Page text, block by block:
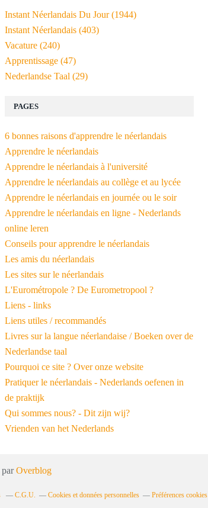
PAGES
6 bonnes raisons d'apprendre le néerlandais
Apprendre le néerlandais
Apprendre le néerlandais à l'université
Apprendre le néerlandais au collège et au lycée
Apprendre le néerlandais en journée ou le soir
Apprendre le néerlandais en ligne - Nederlands
online leren
Conseils pour apprendre le néerlandais
Les amis du néerlandais
Les sites sur le néerlandais
L'Eurométropole ? De Eurometropool ?
Liens - links
Liens utiles / recommandés
Livres sur la langue néerlandaise / Boeken over de
Nederlandse taal
Pourquoi ce site ? Over onze website
Pratiquer le néerlandais - Nederlands oefenen in
de praktijk
Qui sommes nous? - Dit zijn wij?
Vrienden van het Nederlands
Instant Néerlandais Du Jour(1944)
Instant Néerlandais (403)
Vacature (240)
Apprentissage (47)
Nederlandse Taal (29)
parOverblog
C.G.U. Cookies et données personnelles Préférences cookies